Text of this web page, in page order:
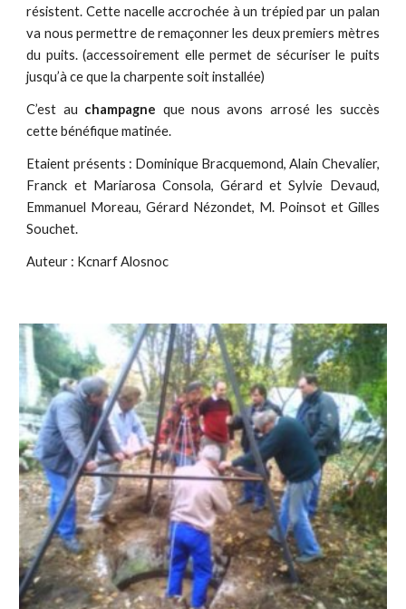
résistent. Cette nacelle accrochée à un trépied par un palan
va nous permettre de remaçonner les deux premiers mètres
du puits. (accessoirement elle permet de sécuriser le puits
jusqu’à ce que la charpente soit installée)
C’est au champagne que nous avons arrosé les succès
cette bénéfique matinée.
Etaient présents : Dominique Bracquemond, Alain Chevalier,
Franck et Mariarosa Consola, Gérard et Sylvie Devaud,
Emmanuel Moreau, Gérard Nézondet, M. Poinsot et Gilles
Souchet.
Auteur : Kcnarf Alosnoc